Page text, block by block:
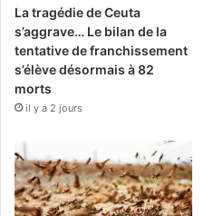
La tragédie de Ceuta
s’aggrave… Le bilan de la
tentative de franchissement
s’élève désormais à 82
morts
il y a 2 jours